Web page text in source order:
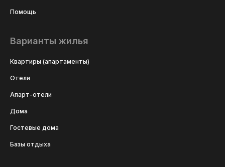
Помощь
Варианты жилья
Квартиры (апартаменты)
Отели
Апарт-отели
Дома
Гостевые дома
Базы отдыха